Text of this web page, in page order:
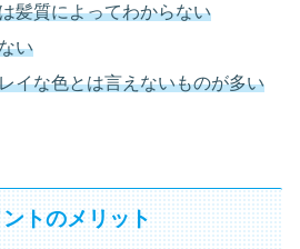
髪質によってわからない
い
イな色とは言えないものが多い
トのメリット